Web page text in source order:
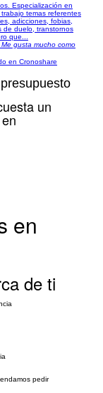
Especialización en
temas referentes
adicciones, fobias,
de duelo, transtornos
que...
gusta mucho como
en Cronoshare
un
en
de ti
pedir